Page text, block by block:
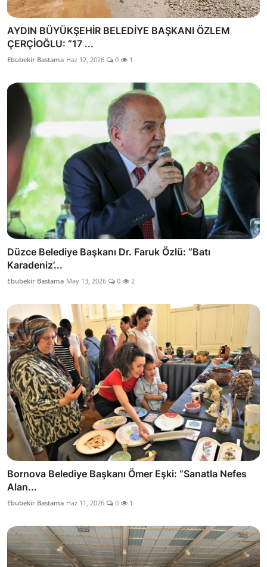
AYDIN BÜYÜKŞEHİR BELEDİYE BAŞKANI ÖZLEM
ÇERÇİOĞLU: “17 ...
Ebubekir Bastama Haz 12, 2026 0 1
Düzce Belediye Başkanı Dr. Faruk Özlü: “Batı
Karadeniz’...
Ebubekir Bastama May 13, 2026 0 2
Bornova Belediye Başkanı Ömer Eşki: “Sanatla Nefes
Alan...
Ebubekir Bastama Haz 11, 2026 0 1